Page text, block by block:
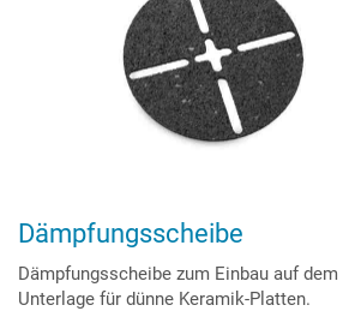
Dämpfungsscheibe
Dämpfungsscheibe zum Einbau auf
Unterlage für dünne Keramik-Platten.